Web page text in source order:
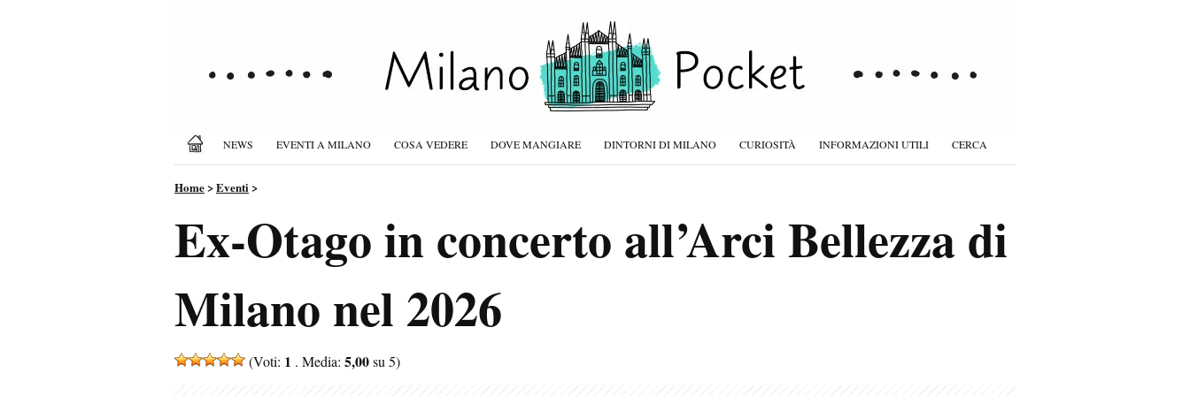
NEWS EVENTI A MILANO COSA VEDERE DOVE MANGIARE DINTORNI DI MILANO CURIOSITÀ INFORMAZIONI UTILI CERCA
Home>Eventi>
Ex-Otago in concerto all’Arci Bellezza di
Milano nel 2026
(Voti: 1 . Media: 5,00su 5)